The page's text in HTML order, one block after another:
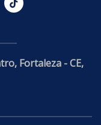
Fortaleza - CE,